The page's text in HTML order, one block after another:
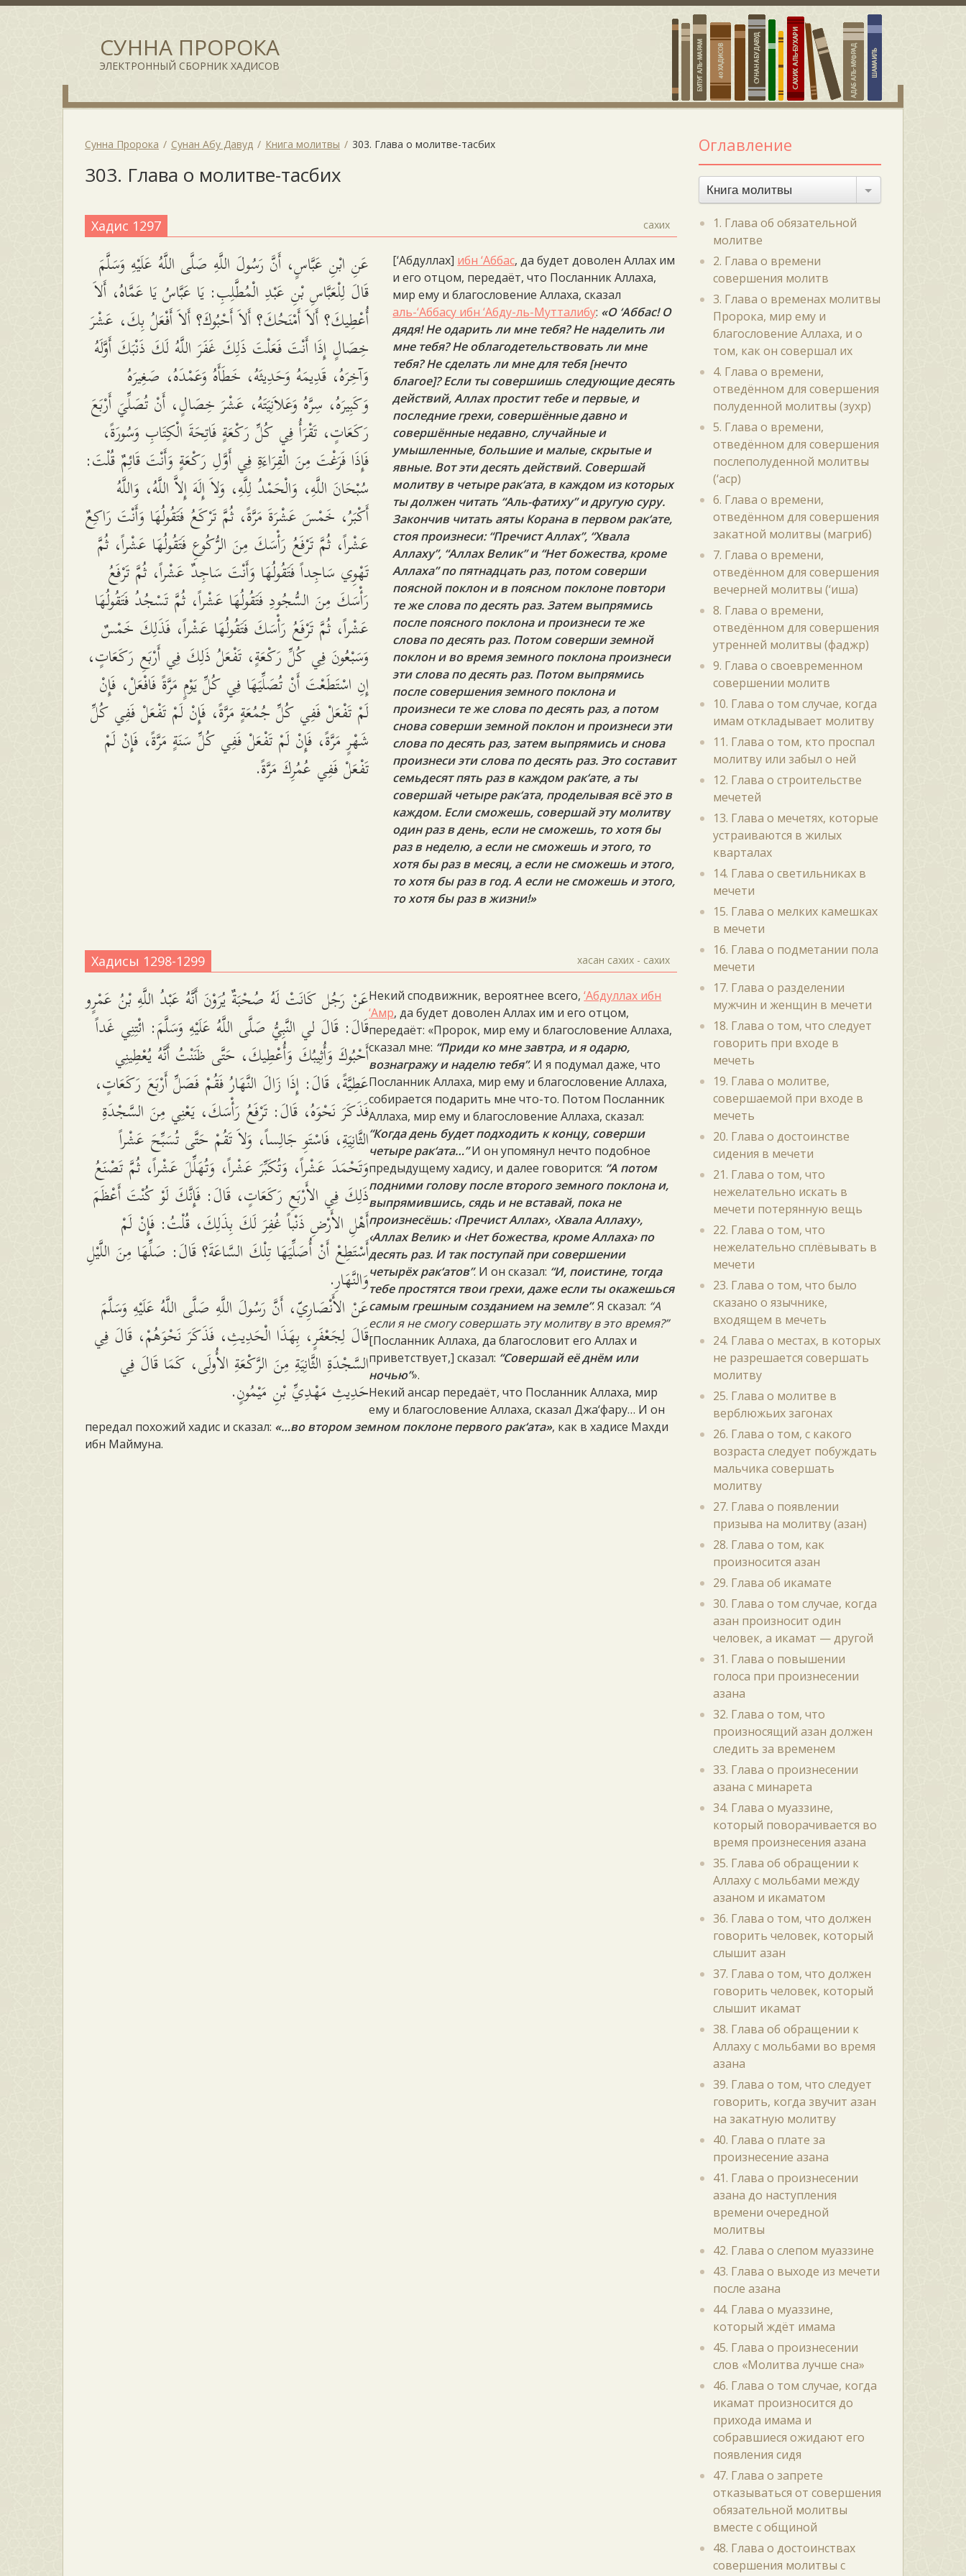
СУННА ПРОРОКА
ЭЛЕКТРОННЫЙ СБОРНИК ХАДИСОВ
Сунна Пророка Сунан Абу Давуд Книга молитвы 303. Глава о молитве-тасбих
303. Глава о молитве-тасбих
Хадис 1297 сахих
عَنِ ابْنِ عَبَّاسٍ، أَنَّ رَسُولَ اللَّهِ صَلَّى اللَّهُ عَلَيْهِ وَسَلَّمَ
قَالَ لِلْعَبَّاسِ بْنِ عَبْدِ الْمُطَّلِبِ: يَا عَبَّاسُ يَا عَمَّاهُ، أَلاَ
أُعْطِيكَ؟ أَلاَ أَمْنَحُكَ؟ أَلاَ أَحْبُوكَ؟ أَلاَ أَفْعَلُ بِكَ، عَشْرَ
خِصَالٍ إِذَا أَنْتَ فَعَلْتَ ذَلِكَ غَفَرَ اللَّهُ لَكَ ذَنْبَكَ أَوَّلَهُ
وَآخِرَهُ، قَدِيمَهُ وَحَدِيثَهُ، خَطَأَهُ وَعَمْدَهُ، صَغِيرَهُ
وَكَبِيرَهُ، سِرَّهُ وَعَلاَنِيَتَهُ، عَشْرَ خِصَالٍ، أَنْ تُصَلِّيَ أَرْبَعَ
رَكَعَاتٍ، تَقْرَأُ فِي كُلِّ رَكْعَةٍ فَاتِحَةَ الْكِتَابِ وَسُورَةً،
فَإِذَا فَرَغْتَ مِنَ الْقِرَاءَةِ فِي أَوَّلِ رَكْعَةٍ وَأَنْتَ قَائِمٌ قُلْتَ:
سُبْحَانَ اللَّهِ، وَالْحَمْدُ لِلَّهِ، وَلاَ إِلَهَ إِلاَّ اللَّهُ، وَاللَّهُ
أَكْبَرُ، خَمْسَ عَشْرَةَ مَرَّةً، ثُمَّ تَرْكَعُ فَتَقُولُهَا وَأَنْتَ رَاكِعٌ
عَشْراً، ثُمَّ تَرْفَعُ رَأْسَكَ مِنَ الرُّكُوعِ فَتَقُولُهَا عَشْراً، ثُمَّ
تَهْوِي سَاجِداً فَتَقُولُهَا وَأَنْتَ سَاجِدٌ عَشْراً، ثُمَّ تَرْفَعُ
رَأْسَكَ مِنَ السُّجُودِ فَتَقُولُهَا عَشْراً، ثُمَّ تَسْجُدُ فَتَقُولُهَا
عَشْراً، ثُمَّ تَرْفَعُ رَأْسَكَ فَتَقُولُهَا عَشْراً، فَذَلِكَ خَمْسٌ
وَسَبْعُونَ فِي كُلِّ رَكْعَةٍ، تَفْعَلُ ذَلِكَ فِي أَرْبَعِ رَكَعَاتٍ،
إِنِ اسْتَطَعْتَ أَنْ تُصَلِّيَهَا فِي كُلِّ يَوْمٍ مَرَّةً فَافْعَلْ، فَإِنْ
لَمْ تَفْعَلْ فَفِي كُلِّ جُمُعَةٍ مَرَّةً، فَإِنْ لَمْ تَفْعَلْ فَفِي كُلِّ
شَهْرٍ مَرَّةً، فَإِنْ لَمْ تَفْعَلْ فَفِي كُلِّ سَنَةٍ مَرَّةً، فَإِنْ لَمْ
تَفْعَلْ فَفِي عُمُرِكَ مَرَّةً.
[‘Абдуллах] ибн ‘Аббас, да будет доволен Аллах им
и его отцом, передаёт, что Посланник Аллаха,
мир ему и благословение Аллаха, сказал
аль-‘Аббасу ибн ‘Абду-ль-Мутталибу: «О ‘Аббас! О
дядя! Не одарить ли мне тебя? Не наделить ли
мне тебя? Не облагодетельствовать ли мне
тебя? Не сделать ли мне для тебя [нечто
благое]? Если ты совершишь следующие десять
действий, Аллах простит тебе и первые, и
последние грехи, совершённые давно и
совершённые недавно, случайные и
умышленные, большие и малые, скрытые и
явные. Вот эти десять действий. Совершай
молитву в четыре рак‘ата, в каждом из которых
ты должен читать “Аль-фатиху” и другую суру.
Закончив читать аяты Корана в первом рак‘ате,
стоя произнеси: “Пречист Аллах”, “Хвала
Аллаху”, “Аллах Велик” и “Нет божества, кроме
Аллаха” по пятнадцать раз, потом соверши
поясной поклон и в поясном поклоне повтори
те же слова по десять раз. Затем выпрямись
после поясного поклона и произнеси те же
слова по десять раз. Потом соверши земной
поклон и во время земного поклона произнеси
эти слова по десять раз. Потом выпрямись
после совершения земного поклона и
произнеси те же слова по десять раз, а потом
снова соверши земной поклон и произнеси эти
слова по десять раз, затем выпрямись и снова
произнеси эти слова по десять раз. Это составит
семьдесят пять раз в каждом рак‘ате, а ты
совершай четыре рак‘ата, проделывая всё это в
каждом. Если сможешь, совершай эту молитву
один раз в день, если не сможешь, то хотя бы
раз в неделю, а если не сможешь и этого, то
хотя бы раз в месяц, а если не сможешь и этого,
то хотя бы раз в год. А если не сможешь и этого,
то хотя бы раз в жизни!»
Хадисы 1298-1299 хасан сахих - сахих
عَنْ رَجُل كَانَتْ لَهُ صُحْبَةٌ يُرَوْنَ أَنَّهُ عَبْدُ اللَّهِ بْنُ عَمْرٍو
قَالَ: قَالَ لي النَّبِيُّ صَلَّى اللَّهُ عَلَيْهِ وَسَلَّمَ: ائْتِنِي غَداً
أَحْبُوكَ وَأُثِيبُكَ وَأُعْطِيكَ، حَتَّى ظَنَنْتُ أَنَّهُ يُعْطِينِي
عَطِيَّةً، قَالَ: إِذَا زَالَ النَّهَارُ فَقُمْ فَصَلِّ أَرْبَعَ رَكَعَاتٍ،
فَذَكَرَ نَحْوَهُ، قَالَ: تَرْفَعُ رَأْسَكَ، يَعْنِي مِنَ السَّجْدَةِ
الثَّانِيَةِ، فَاسْتَوِ جَالِساً، وَلاَ تَقُمْ حَتَّى تُسَبِّحَ عَشْراً
وَتَحْمَدَ عَشْراً، وَتُكَبِّرَ عَشْراً، وَتُهَلِّلَ عَشْراً، ثُمَّ تَصْنَعُ
ذَلِكَ فِي الأَرْبَعِ رَكَعَاتٍ، قَالَ: فَإِنَّكَ لَوْ كُنْتَ أَعْظَمَ
أَهْلِ الأَرْضِ ذَنْباً غُفِرَ لَكَ بِذَلِكَ، قُلْتُ: فَإِنْ لَمْ
أَسْتَطِعْ أَنْ أُصَلِّيَهَا تِلْكَ السَّاعَةَ؟ قَالَ: صَلِّهَا مِنَ اللَّيْلِ
وَالنَّهَارِ.
عَنْ الأَنْصَارِيّ، أَنَّ رَسُولَ اللَّهِ صَلَّى اللَّهُ عَلَيْهِ وَسَلَّمَ
قَالَ لِجَعْفَرٍ، بِهَذَا الْحَدِيثِ، فَذَكَرَ نَحْوَهُمْ، قَالَ فِي
السَّجْدَةِ الثَّانِيَةِ مِنَ الرَّكْعَةِ الأُولَى، كَمَا قَالَ فِي
حَدِيثِ مَهْدِيِّ بْنِ مَيْمُونٍ.
Некий сподвижник, вероятнее всего,‘Абдуллах ибн
‘Амр, да будет доволен Аллах им и его отцом,
передаёт: «Пророк, мир ему и благословение Аллаха,
сказал мне: “Приди ко мне завтра, и я одарю,
вознагражу и наделю тебя”. И я подумал даже, что
Посланник Аллаха, мир ему и благословение Аллаха,
собирается подарить мне что-то. Потом Посланник
Аллаха, мир ему и благословение Аллаха, сказал:
“Когда день будет подходить к концу, соверши
четыре рак‘ата…”И он упомянул нечто подобное
предыдущему хадису, и далее говорится: “А потом
подними голову после второго земного поклона и,
выпрямившись, сядь и не вставай, пока не
произнесёшь: ‹Пречист Аллах›, ‹Хвала Аллаху›,
‹Аллах Велик› и ‹Нет божества, кроме Аллаха› по
десять раз. И так поступай при совершении
четырёх рак‘атов”. И он сказал: “И, поистине, тогда
тебе простятся твои грехи, даже если ты окажешься
самым грешным созданием на земле”. Я сказал: “А
если я не смогу совершать эту молитву в это время?”
[Посланник Аллаха, да благословит его Аллах и
приветствует,] сказал: “Совершай её днём или
ночью”».
Некий ансар передаёт, что Посланник Аллаха, мир
ему и благословение Аллаха, сказал Джа‘фару… И он
передал похожий хадис и сказал: «…во втором земном поклоне первого рак‘ата», как в хадисе Махди
ибн Маймуна.
Оглавление
Книга молитвы
1. Глава об обязательной
молитве
2. Глава о времени
совершения молитв
3. Глава о временах молитвы
Пророка, мир ему и
благословение Аллаха, и о
том, как он совершал их
4. Глава о времени,
отведённом для совершения
полуденной молитвы (зухр)
5. Глава о времени,
отведённом для совершения
послеполуденной молитвы
(‘аср)
6. Глава о времени,
отведённом для совершения
закатной молитвы (магриб)
7. Глава о времени,
отведённом для совершения
вечерней молитвы (‘иша)
8. Глава о времени,
отведённом для совершения
утренней молитвы (фаджр)
9. Глава о своевременном
совершении молитв
10. Глава о том случае, когда
имам откладывает молитву
11. Глава о том, кто проспал
молитву или забыл о ней
12. Глава о строительстве
мечетей
13. Глава о мечетях, которые
устраиваются в жилых
кварталах
14. Глава о светильниках в
мечети
15. Глава о мелких камешках
в мечети
16. Глава о подметании пола
мечети
17. Глава о разделении
мужчин и женщин в мечети
18. Глава о том, что следует
говорить при входе в
мечеть
19. Глава о молитве,
совершаемой при входе в
мечеть
20. Глава о достоинстве
сидения в мечети
21. Глава о том, что
нежелательно искать в
мечети потерянную вещь
22. Глава о том, что
нежелательно сплёвывать в
мечети
23. Глава о том, что было
сказано о язычнике,
входящем в мечеть
24. Глава о местах, в которых
не разрешается совершать
молитву
25. Глава о молитве в
верблюжьих загонах
26. Глава о том, с какого
возраста следует побуждать
мальчика совершать
молитву
27. Глава о появлении
призыва на молитву (азан)
28. Глава о том, как
произносится азан
29. Глава об икамате
30. Глава о том случае, когда
азан произносит один
человек, а икамат — другой
31. Глава о повышении
голоса при произнесении
азана
32. Глава о том, что
произносящий азан должен
следить за временем
33. Глава о произнесении
азана с минарета
34. Глава о муаззине,
который поворачивается во
время произнесения азана
35. Глава об обращении к
Аллаху с мольбами между
азаном и икаматом
36. Глава о том, что должен
говорить человек, который
слышит азан
37. Глава о том, что должен
говорить человек, который
слышит икамат
38. Глава об обращении к
Аллаху с мольбами во время
азана
39. Глава о том, что следует
говорить, когда звучит азан
на закатную молитву
40. Глава о плате за
произнесение азана
41. Глава о произнесении
азана до наступления
времени очередной
молитвы
42. Глава о слепом муаззине
43. Глава о выходе из мечети
после азана
44. Глава о муаззине,
который ждёт имама
45. Глава о произнесении
слов «Молитва лучше сна»
46. Глава о том случае, когда
икамат произносится до
прихода имама и
собравшиеся ожидают его
появления сидя
47. Глава о запрете
отказываться от совершения
обязательной молитвы
вместе с общиной
48. Глава о достоинствах
совершения молитвы с